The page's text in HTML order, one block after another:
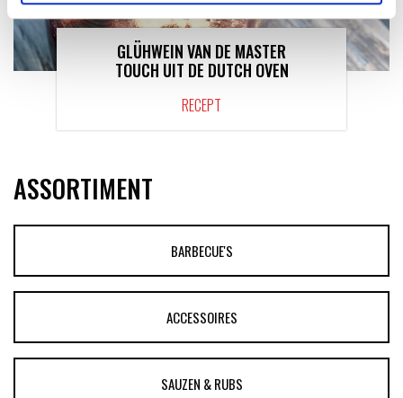
GLÜHWEIN VAN DE MASTER
TOUCH UIT DE DUTCH OVEN
RECEPT
ASSORTIMENT
BARBECUE'S
ACCESSOIRES
SAUZEN & RUBS